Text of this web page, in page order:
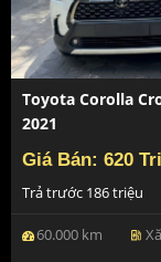
Toyota Corolla
2021
Giá Bán: 620
Trả trước 186 triệu
60.000 km ev_station